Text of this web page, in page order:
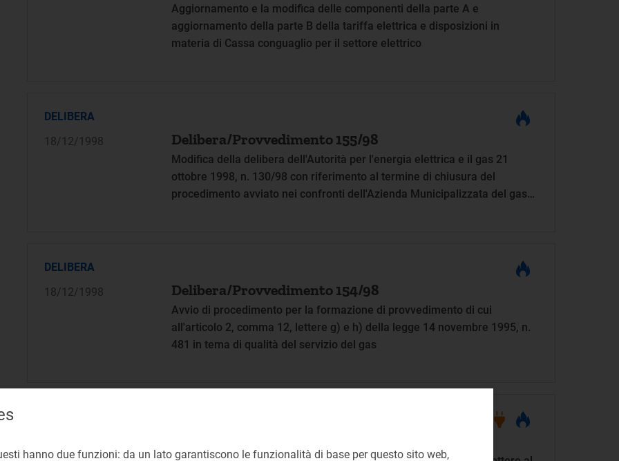
Aggiornamento e la modifica delle componenti della parte A e
aggiornamento della parte B della tariffa elettrica e disposizioni in
materia di Cassa conguaglio per il settore elettrico
DELIBERA
18/12/1998
Delibera/Provvedimento 155/98
Modifica della delibera dell'Autorità per l'energia elettrica e il gas 21
ottobre 1998, n. 130/98 con riferimento al termine di chiusura del
procedimento avviato nei confronti dell'Azienda Municipalizzata del gas
DELIBERA
18/12/1998
Delibera/Provvedimento 154/98
Avvio di procedimento per la formazione di provvedimento di cui
all'articolo 2, comma 12, lettere g) e h) della legge 14 novembre 1995, n.
481 in tema di qualità del servizio del gas
hanno due funzioni: da un lato garantiscono le funzionalità di base per questo sito web,